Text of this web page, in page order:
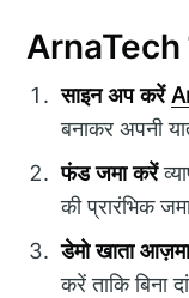
ArnaTech
साइन अप करें
बनाकर अपनी
फंड जमा करें
की प्रारंभिक
डेमो खाता
करें ताकि बिना